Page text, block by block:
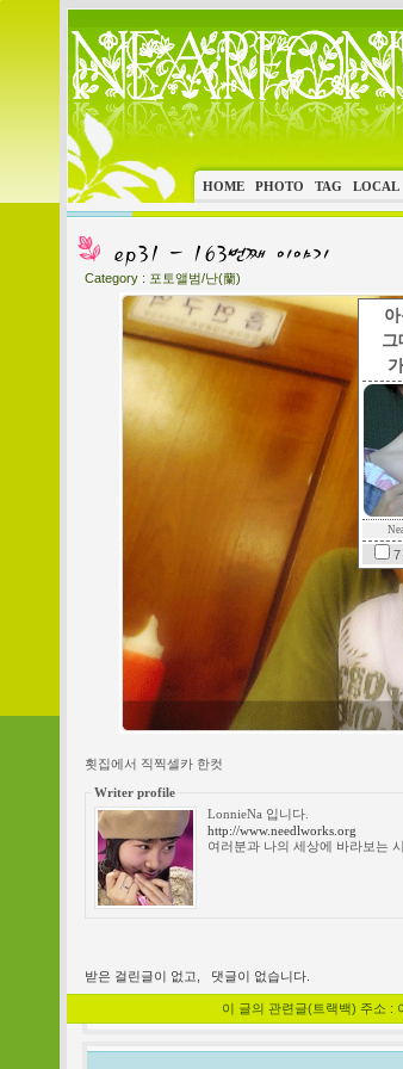
그
7
HOME PHOTO TAG LOCAL
Category : 포토앨범/난(蘭)
횟집에서 직찍셀카 한컷
Writer profile
LonnieNa 입니다.
http://www.needlworks.org
여러분과 나의 세상에 바라보는
받은 걸린글이 없고, 댓글이 없습니다.
이 글의 관련글(트랙백) 주소 :